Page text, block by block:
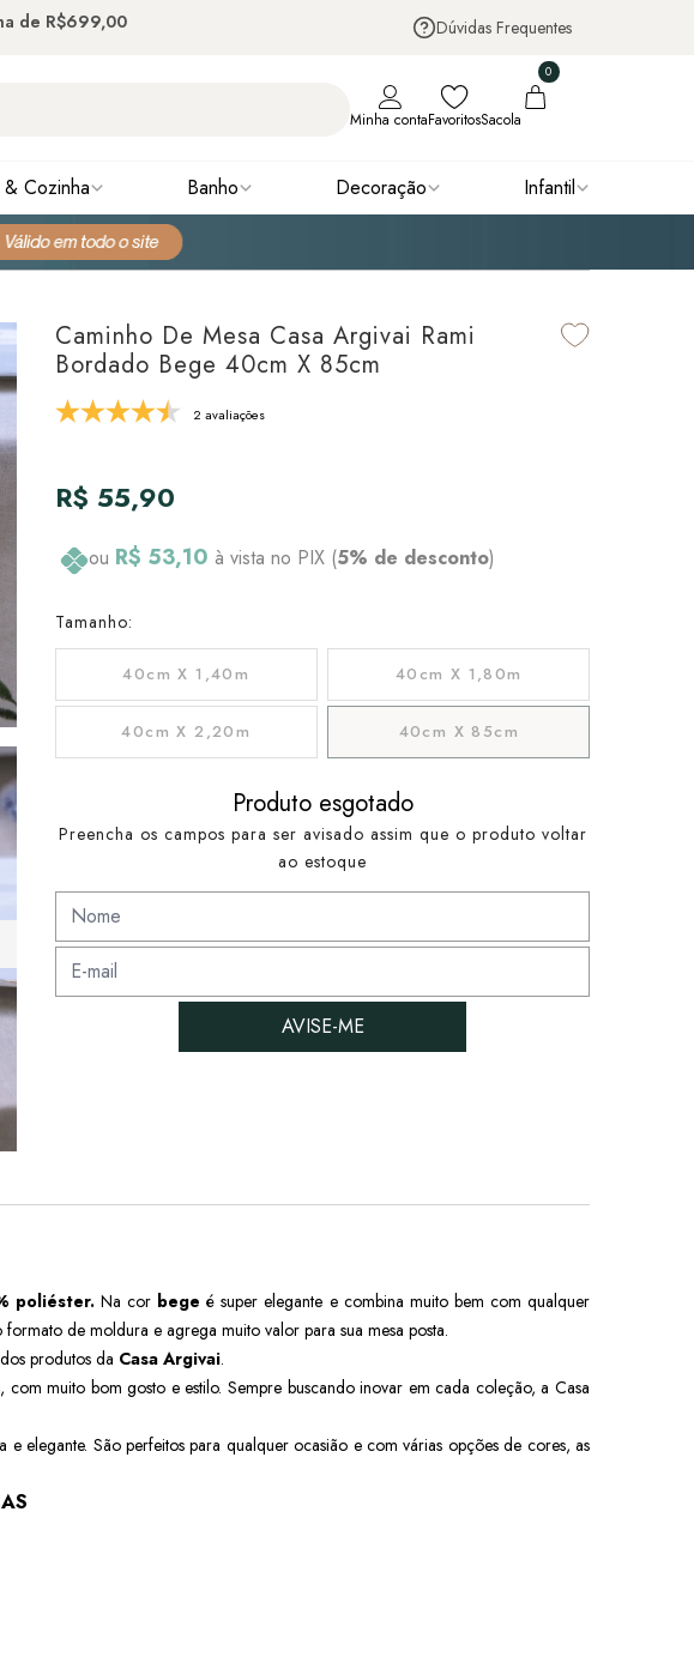
Dúvidas Frequentes
de R$699,00
Minha contaFavoritosSacola
0
Cozinha Banho Decoração Infantil
Caminho De Mesa Casa Argivai Rami
Bordado Bege 40cm X 85cm
2 avaliações
R$ 55,90
ou R$ 53,10 à vista no PIX (5% de desconto)
Tamanho:
40cm X 1,40m 40cm X 1,80m
40cm X 2,20m 40cm X 85cm
Produto esgotado
Preencha os campos para ser avisado assim que o produto voltar
ao estoque
AVISE-ME
poliéster.Na cor begeé super elegante e combina muito bem com qualquer
de moldura e agrega muito valor para sua mesa posta.
produtos da Casa Argivai.
muito bom gosto e estilo. Sempre buscando inovar em cada coleção, a Casa
e elegante. São perfeitospara qualquer ocasião e com várias opções de cores, as